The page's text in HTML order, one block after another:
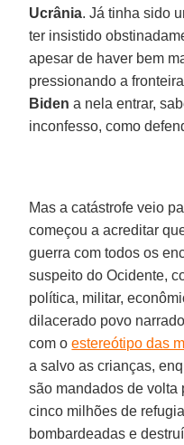
Ucrânia. Já tinha sido
ter insistido
apesar de haver bem
pressionando a
Biden a nela entrar,
inconfesso, como
Mas a catástrofe veio
começou a acreditar
guerra com todos os
suspeito do Ocidente,
política, militar,
dilacerado povo
com oestereótipo das
a salvo as crianças,
são mandados de volta
cinco milhões de
bombardeadas e